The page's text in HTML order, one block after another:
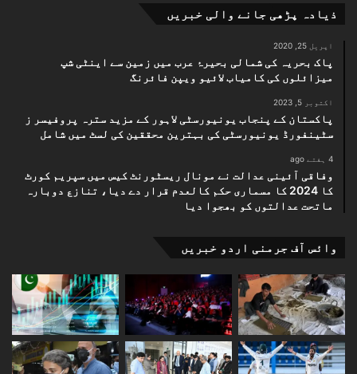
ذیادہ پڑھی جانے والی خبریں
اپریل 25, 2020
پاک بحریہ کی شمالی بحیرۂ عرب میں زمین سے اینٹی شپ
میزائلوں کی کامیاب لائیو ویپن فائرنگ
اکتوبر 5, 2023
پاکستان کے پنجاب یونیورسٹی لاہور کے مزید سترہ پروفیسر ز
سٹینفورڈ یونیورسٹی کی بہترین محققین کی لسٹ میں شامل
4 ہفتے ago
وفاقی آئینی عدالت نے مونال ریسٹورنٹ کیس میں سپریم کورٹ
کا 2024 کا مسماری حکم کالعدم قرار دے دیا، تنازع دوبارہ
ماتحت عدالتوں کو بھجوا دیا
وائس آف جرمنی اردو خبریں